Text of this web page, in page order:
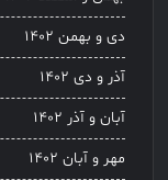
دی و بهمن ۱۴۰۲
آذر و دی ۱۴۰۲
آبان و آذر ۱۴۰۲
مهر و آبان ۱۴۰۲